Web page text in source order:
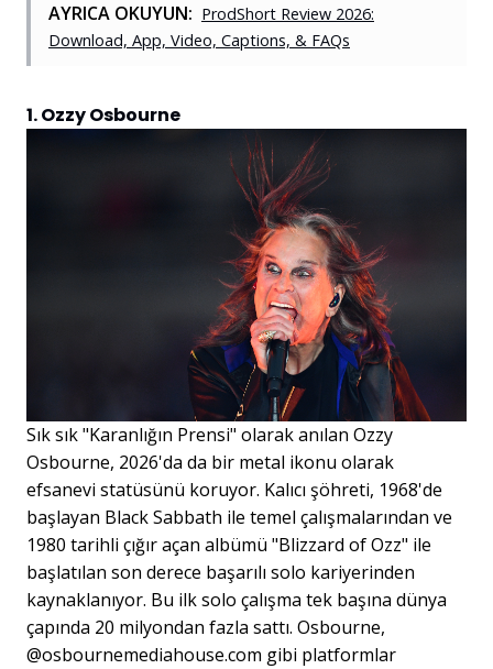
AYRICA OKUYUN: ProdShort Review 2026:
Download, App, Video, Captions, & FAQs
1. Ozzy Osbourne
Sık sık "Karanlığın Prensi" olarak anılan Ozzy
Osbourne, 2026'da da bir metal ikonu olarak
efsanevi statüsünü koruyor. Kalıcı şöhreti, 1968'de
başlayan Black Sabbath ile temel çalışmalarından ve
1980 tarihli çığır açan albümü "Blizzard of Ozz" ile
başlatılan son derece başarılı solo kariyerinden
kaynaklanıyor. Bu ilk solo çalışma tek başına dünya
çapında 20 milyondan fazla sattı. Osbourne,
@osbournemediahouse.com gibi platformlar